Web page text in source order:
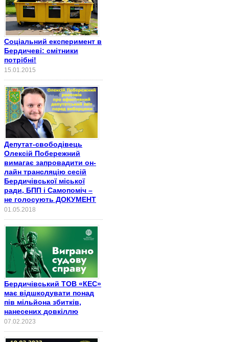
Соціальний експеримент в
Бердичеві: смітники
потрібні!
15.01.2015
Депутат-свободівець
Олексій Побережний
вимагає запровадити он-
лайн трансляцію сесій
Бердичівської міської
ради, БПП і Самопоміч –
не голосують ДОКУМЕНТ
01.05.2018
Бердичівський ТОВ «КЕС»
має відшкодувати понад
пів мільйона збитків,
нанесених довкіллю
07.02.2023